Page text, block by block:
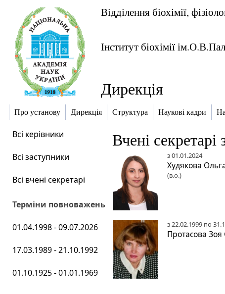
Відділення біохімії,
Інститут біохімії
Дирекція
Про установу Дирекція Структура Наукові кадри
Всі керівники
Всі заступники
Всі вчені секретарі
Терміни повноважень
01.04.1998 - 09.07.2026
17.03.1989 - 21.10.1992
01.10.1925 - 01.01.1969
Вчені
з 01.01.2024
Худякова
(в.о.)
з 22.02.1999 по
Протасова Зоя